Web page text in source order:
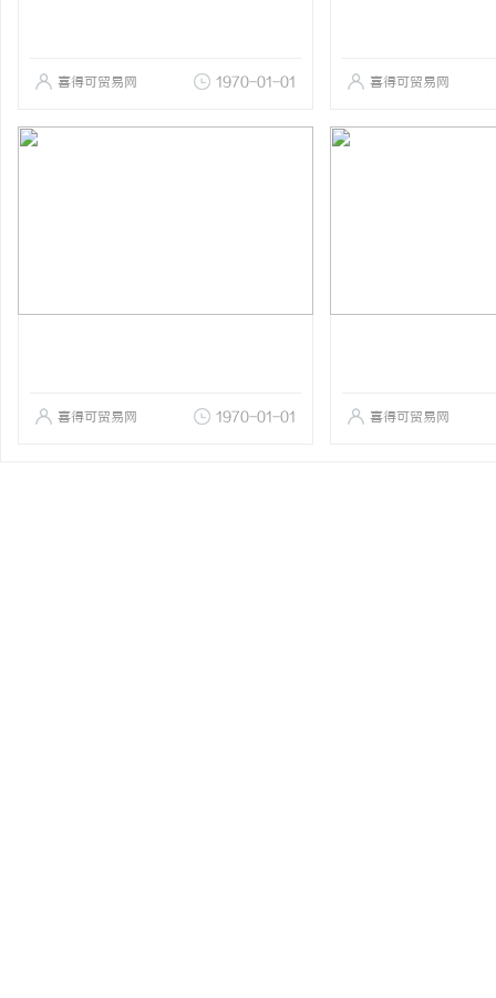
喜得可贸易网 1970-01-01 喜得可贸易网
喜得可贸易网 1970-01-01 喜得可贸易网